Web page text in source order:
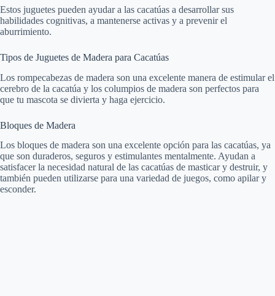
Estos juguetes pueden ayudar a las cacatúas a desarrollar sus
habilidades cognitivas, a mantenerse activas y a prevenir el
aburrimiento.
Tipos de Juguetes de Madera para Cacatúas
Los rompecabezas de madera son una excelente manera de estimular el
cerebro de la cacatúa y los columpios de madera son perfectos para
que tu mascota se divierta y haga ejercicio.
Bloques de Madera
Los bloques de madera son una excelente opción para las cacatúas, ya
que son duraderos, seguros y estimulantes mentalmente. Ayudan a
satisfacer la necesidad natural de las cacatúas de masticar y destruir, y
también pueden utilizarse para una variedad de juegos, como apilar y
esconder.